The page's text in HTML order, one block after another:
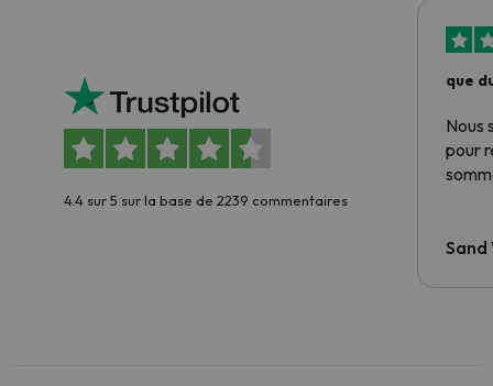
4.4 sur 5 sur la base de 2239 commentaires
que
Nous
pour
Sand